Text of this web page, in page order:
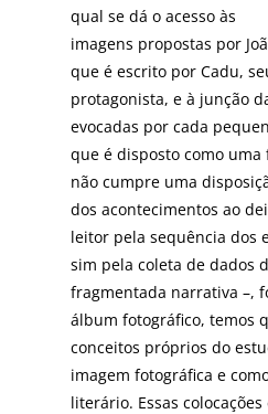
qual se dá o acesso às
imagens propostas por
que é escrito por Cadu,
protagonista, e à junção
evocadas por cada
que é disposto como uma
não cumpre uma
dos acontecimentos ao
leitor pela sequência dos
sim pela coleta de dados
fragmentada narrativa –,
álbum fotográfico, temos
conceitos próprios do
imagem fotográfica e
literário. Essas